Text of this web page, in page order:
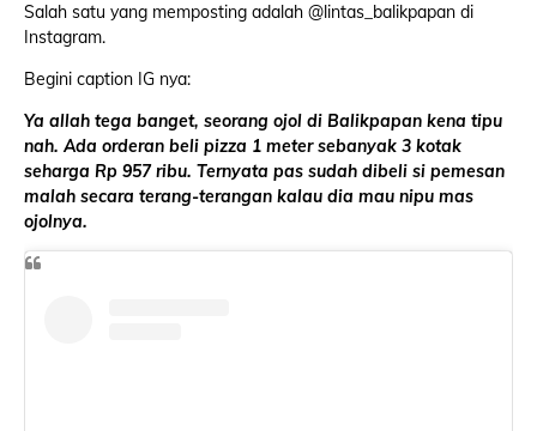
Salah satu yang memposting adalah @lintas_balikpapan di
Instagram.
Begini caption IG nya:
Ya allah tega banget, seorang ojol di Balikpapan kena tipu
nah. Ada orderan beli pizza 1 meter sebanyak 3 kotak
seharga Rp 957 ribu. Ternyata pas sudah dibeli si pemesan
malah secara terang-terangan kalau dia mau nipu mas
ojolnya.